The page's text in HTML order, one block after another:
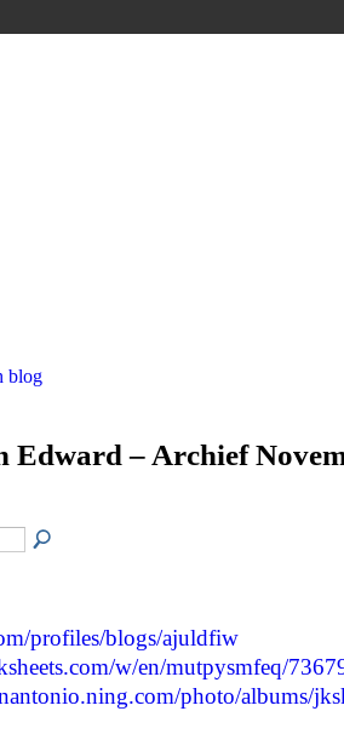
blog
Edward – Archief
profiles/blogs/ajuldfiw
w/en/mutpysmfeq/
photo/albums/